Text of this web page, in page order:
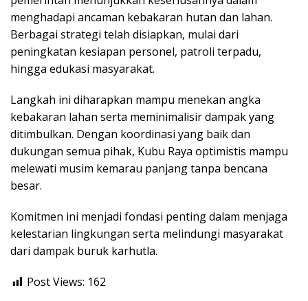
menghadapi ancaman kebakaran hutan dan lahan.
Berbagai strategi telah disiapkan, mulai dari
peningkatan kesiapan personel, patroli terpadu,
hingga edukasi masyarakat.
Langkah ini diharapkan mampu menekan angka
kebakaran lahan serta meminimalisir dampak yang
ditimbulkan. Dengan koordinasi yang baik dan
dukungan semua pihak, Kubu Raya optimistis mampu
melewati musim kemarau panjang tanpa bencana
besar.
Komitmen ini menjadi fondasi penting dalam menjaga
kelestarian lingkungan serta melindungi masyarakat
dari dampak buruk karhutla.
Post Views: 162